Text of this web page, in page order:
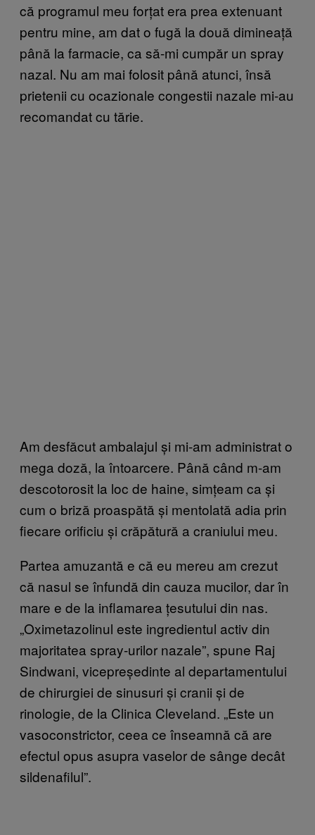
că programul meu forțat era prea extenuant
pentru mine, am dat o fugă la două dimineață
până la farmacie, ca să-mi cumpăr un spray
nazal. Nu am mai folosit până atunci, însă
prietenii cu ocazionale congestii nazale mi-au
recomandat cu tărie.
Am desfăcut ambalajul și mi-am administrat o
mega doză, la întoarcere. Până când m-am
descotorosit la loc de haine, simțeam ca și
cum o briză proaspătă și mentolată adia prin
fiecare orificiu și crăpătură a craniului meu.
Partea amuzantă e că eu mereu am crezut
că nasul se înfundă din cauza mucilor, dar în
mare e de la inflamarea țesutului din nas.
„Oximetazolinul este ingredientul activ din
majoritatea spray-urilor nazale”, spune Raj
Sindwani, vicepreședinte al departamentului
de chirurgiei de sinusuri și cranii și de
rinologie, de la Clinica Cleveland. „Este un
vasoconstrictor, ceea ce înseamnă că are
efectul opus asupra vaselor de sânge decât
sildenafilul”.